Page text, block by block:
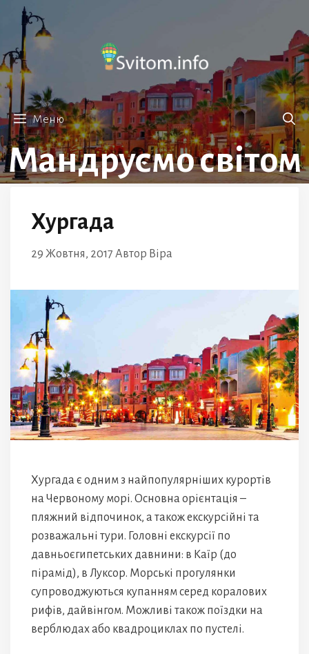
Перейти
вмісту
Меню
Мандруємо світом
Хургада
29 Жовтня, 2017 Автор Віра
Хургада є одним з найпопулярніших курортів
на Червоному морі. Основна орієнтація –
пляжний відпочинок, а також екскурсійні та
розважальні тури. Головні екскурсії по
давньоєгипетських давнини: в Каїр (до
пірамід), в Луксор. Морські прогулянки
супроводжуються купанням серед коралових
рифів, дайвінгом. Можливі також поїздки на
верблюдах або квадроциклах по пустелі.